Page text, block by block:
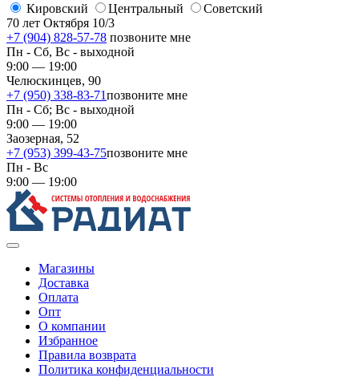
Кировский
​Центральный
​Советский
70 лет Октября 10/3
+7 (904) 828-57-78 позвоните мне
Пн - Сб, Вс - выходной
9:00 — 19:00
Челюскинцев, 90
+7 (950) 338-83-71позвоните мне
Пн - Сб; Вс - выходной
9:00 — 19:00
Заозерная, 52
+7 (953) 399-43-75позвоните мне
Пн - Вс
9:00 — 19:00
Магазины
Доставка
Оплата
Опт
О компании
Избранное
Правила возврата
Политика конфиденциальности